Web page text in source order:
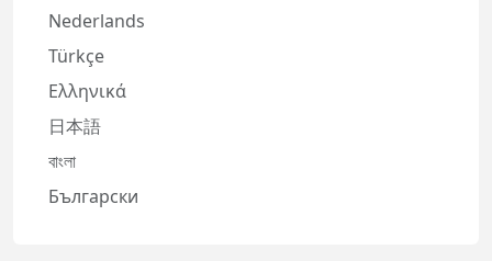
Nederlands
Türkçe
Ελληνικά
日本語
বাংলা
Български